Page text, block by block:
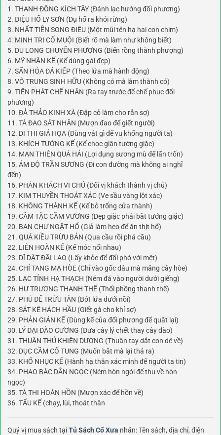
1. THANH ĐÔNG KÍCH TÂY (Đánh lạc hướng đối phương)
2. ĐIỆU HỔ LY SƠN (Dụ hổ ra khỏi rừng)
3. NHẤT TIỄN SONG ĐIÊU (Một mũi tên hạ hai con chim)
4. MINH TRI CỐ MUỘI (Biết rõ mà làm như không biết)
5. DU LONG CHUYỂN PHƯỢNG (Biến rồng thành phượng)
6. MỸ NHÂN KẾ (Kế dùng gái đẹp)
7. SẤN HỎA ĐẢ KIẾP (Theo lửa mà hành động)
8. VÔ TRUNG SINH HỮU (Không có mà làm thành có)
9. TIÊN PHÁT CHẾ NHÂN (Ra tay trước để chế phục đối
phương)
10. ĐẢ THẢO KINH XÀ (Đập cỏ làm cho rắn sợ)
11. TÁ ĐAO SÁT NHÂN (Mượn đao để giết người)
12. DI THI GIÁ HỌA (Dùng vật gì để vu khống người ta)
13. KHÍCH TƯỚNG KẾ (Kế chọc giận tướng giặc)
14. MAN THIÊN QUÁ HẢI (Lợi dụng sương mù để lẩn trốn)
15. ÁM ĐỘ TRẦN SƯƠNG (Đi con đường mà không ai nghĩ
đến)
16. PHẢN KHÁCH VI CHỦ (Đổi vị khách thành vị chủ)
17. KIM THUYỀN THOÁT XÁC (Ve sầu vàng lột xác)
18. KHÔNG THÀNH KẾ (Kế bỏ trống cửa thành)
19. CẦM TẶC CẦM VƯƠNG (Dẹp giặc phải bắt tướng giặc)
20. BAN CHƯ NGẬT HỔ (Giả làm heo để ăn thịt hổ)
21. QUÁ KIỀU TRỪU BẢN (Qua cầu rồi phá cầu)
22. LIÊN HOÀN KẾ (Kế móc nối nhau)
23. DĨ DẬT ĐÃI LAO (Lấy khỏe để đối phó với mệt)
24. CHỈ TANG MẠ HÒE (Chỉ vào gốc dâu mà mắng cây hòe)
25. LẠC TỈNH HẠ THẠCH (Ném đá vào người dưới giếng)
26. HƯ TRƯƠNG THANH THẾ (Thổi phồng thanh thế)
27. PHỦ ĐỂ TRỪU TÂN (Bớt lửa dưới nồi)
28. SÁT KÊ HÁCH HẦU (Giết gà cho khỉ sợ)
29. PHẢN GIÁN KẾ (Dùng kế của đối phương để quật lại)
30. LÝ ĐẠI ĐÀO CƯƠNG (Đưa cây lý chết thay cây đào)
31. THUẬN THỦ KHIÊN DƯƠNG (Thuận tay dắt con dê về)
32. DỤC CẦM CỐ TUNG (Muốn bắt mà lại thả ra)
33. KHỔ NHỤC KẾ (Hành hạ thân xác mình để người ta tin)
34. PHAO BÁC DẪN NGỌC (Ném hòn ngói để thu về hòn
ngọc)
35. TÁ THI HOÀN HỒN (Mượn xác để hồn về)
36. TẨU KẾ (chạy, lùi, thoát thân
Quý vị mua sách tạiTủ Sách Cổ Xưa nhắn: Tên sách, địa chỉ, điện